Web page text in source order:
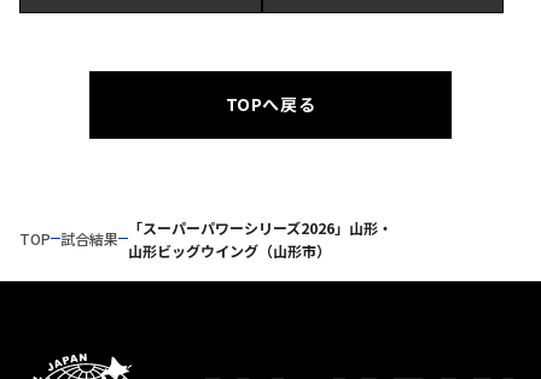
TOPへ戻る
TOP 試合結果
「スーパーパワーシリーズ2026」山形・
山形ビッグウイング（山形市）